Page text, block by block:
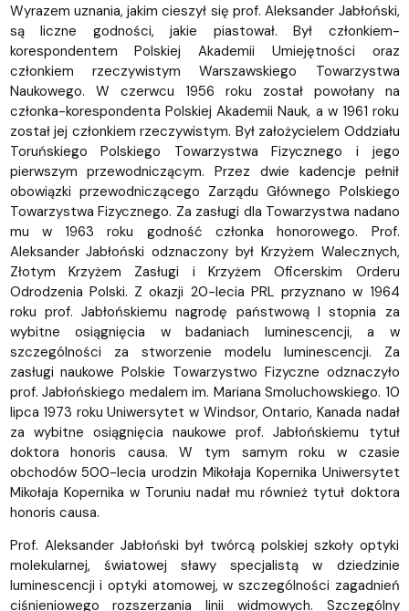
Wyrazem uznania, jakim cieszył się prof. Aleksander Jabłoński,
są liczne godności, jakie piastował. Był członkiem-
korespondentem Polskiej Akademii Umiejętności oraz
członkiem rzeczywistym Warszawskiego Towarzystwa
Naukowego. W czerwcu 1956 roku został powołany na
członka-korespondenta Polskiej Akademii Nauk, a w 1961 roku
został jej członkiem rzeczywistym. Był założycielem Oddziału
Toruńskiego Polskiego Towarzystwa Fizycznego i jego
pierwszym przewodniczącym. Przez dwie kadencje pełnił
obowiązki przewodniczącego Zarządu Głównego Polskiego
Towarzystwa Fizycznego. Za zasługi dla Towarzystwa nadano
mu w 1963 roku godność członka honorowego. Prof.
Aleksander Jabłoński odznaczony był Krzyżem Walecznych,
Złotym Krzyżem Zasługi i Krzyżem Oficerskim Orderu
Odrodzenia Polski. Z okazji 20-lecia PRL przyznano w 1964
roku prof. Jabłońskiemu nagrodę państwową I stopnia za
wybitne osiągnięcia w badaniach luminescencji, a w
szczególności za stworzenie modelu luminescencji. Za
zasługi naukowe Polskie Towarzystwo Fizyczne odznaczyło
prof. Jabłońskiego medalem im. Mariana Smoluchowskiego. 10
lipca 1973 roku Uniwersytet w Windsor, Ontario, Kanada nadał
za wybitne osiągnięcia naukowe prof. Jabłońskiemu tytuł
doktora honoris causa. W tym samym roku w czasie
obchodów 500-lecia urodzin Mikołaja Kopernika Uniwersytet
Mikołaja Kopernika w Toruniu nadał mu również tytuł doktora
honoris causa.
Prof. Aleksander Jabłoński był twórcą polskiej szkoły optyki
molekularnej, światowej sławy specjalistą w dziedzinie
luminescencji i optyki atomowej, w szczególności zagadnień
ciśnieniowego rozszerzania linii widmowych. Szczególny